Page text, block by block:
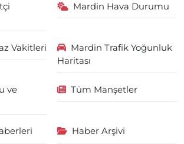
Mardin Hava Durumu
Vakitleri
Mardin Trafik Yoğunluk
Haritası
ve
Tüm Manşetler
Haber Arşivi